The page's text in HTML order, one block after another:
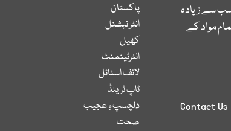
سے زیادہ
مواد کے
Contact Us
پاکستان
انٹر نیشنل
کھیل
انٹرٹینمنٹ
لائف اسٹائل
ٹاپ ٹرینڈ
دلچسپ و عجیب
صحت